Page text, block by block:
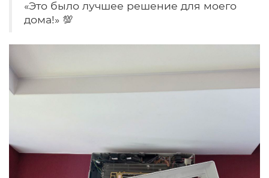
«Это было лучшее решение для моего
дома!» 💯